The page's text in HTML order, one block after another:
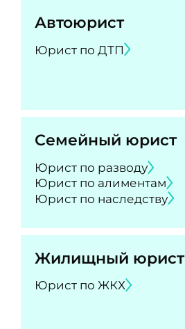
Автоюрист
Юрист по ДТП
Семейный юрист
Юрист по разводу
Юрист по алиментам
Юрист по наследству
Жилищный юрист
Юрист по ЖКХ